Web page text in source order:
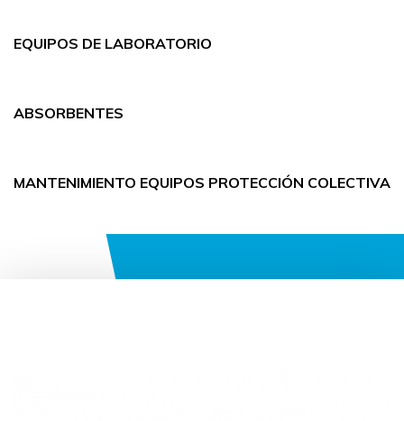
EQUIPOS DE LABORATORIO
ABSORBENTES
MANTENIMIENTO EQUIPOS PROTECCIÓN COLECTIVA